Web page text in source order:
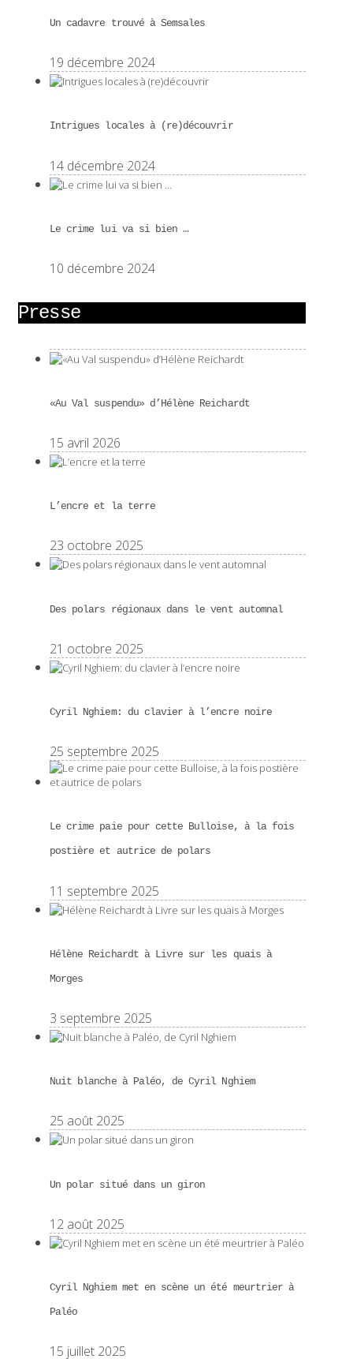
Un cadavre trouvé à Semsales
19 décembre 2024
Intrigues locales à (re)découvrir
14 décembre 2024
Le crime lui va si bien …
10 décembre 2024
Presse
«Au Val suspendu» d’Hélène Reichardt
15 avril 2026
L’encre et la terre
23 octobre 2025
Des polars régionaux dans le vent automnal
21 octobre 2025
Cyril Nghiem: du clavier à l’encre noire
25 septembre 2025
Le crime paie pour cette Bulloise, à la fois
postière et autrice de polars
11 septembre 2025
Hélène Reichardt à Livre sur les quais à
Morges
3 septembre 2025
Nuit blanche à Paléo, de Cyril Nghiem
25 août 2025
Un polar situé dans un giron
12 août 2025
Cyril Nghiem met en scène un été meurtrier à
Paléo
15 juillet 2025